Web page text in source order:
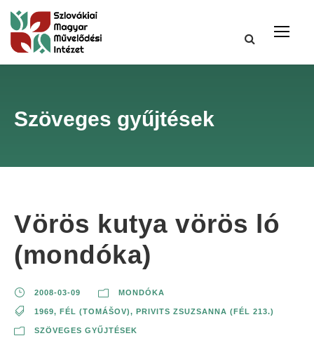
Szöveges gyűjtések
Vörös kutya vörös ló
(mondóka)
2008-03-09 MONDÓKA
1969, FÉL (TOMÁŠOV), PRIVITS ZSUZSANNA (FÉL 213.)
SZÖVEGES GYŰJTÉSEK